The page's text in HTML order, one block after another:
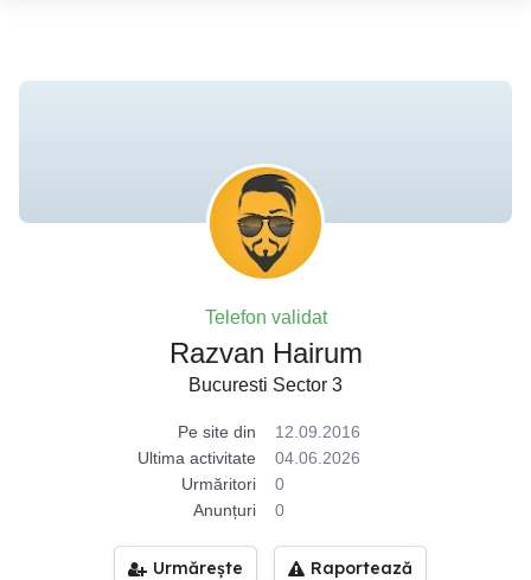
Telefon validat
Razvan Hairum
Bucuresti Sector 3
Pe site din
12.09.2016
Ultima activitate
04.06.2026
Urmăritori
0
Anunțuri
0
Urmărește Raportează